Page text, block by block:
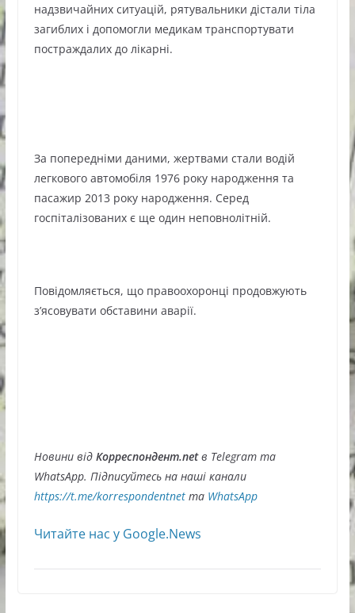
надзвичайних ситуацій, рятувальники дістали тіла
загиблих і допомогли медикам транспортувати
постраждалих до лікарні.
За попередніми даними, жертвами стали водій
легкового автомобіля 1976 року народження та
пасажир 2013 року народження. Серед
госпіталізованих є ще один неповнолітній.
Повідомляється, що правоохоронці продовжують
з’ясовувати обставини аварії.
Новини відКорреспондент.netв Telegram та
WhatsApp. Підписуйтесь на наші канали
https://t.me/korrespondentnetта WhatsApp
Читайте нас у Google.News